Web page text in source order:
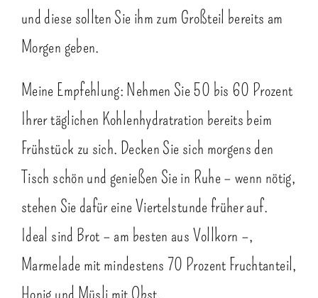
und diese sollten Sie ihm zum Großteil bereits am
Morgen geben.
Meine Empfehlung: Nehmen Sie 50 bis 60 Prozent
Ihrer täglichen Kohlenhydratration bereits beim
Frühstück zu sich. Decken Sie sich morgens den
Tisch schön und genießen Sie in Ruhe – wenn nötig,
stehen Sie dafür eine Viertelstunde früher auf.
Ideal sind Brot – am besten aus Vollkorn –,
Marmelade mit mindestens 70 Prozent Fruchtanteil,
Honig und Müsli mit Obst.